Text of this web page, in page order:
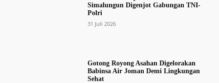
Simalungun Digenjot Gabungan TNI-
Polri
31 Juli 2026
Gotong Royong Asahan Digelorakan
Babinsa Air Joman Demi Lingkungan
Sehat